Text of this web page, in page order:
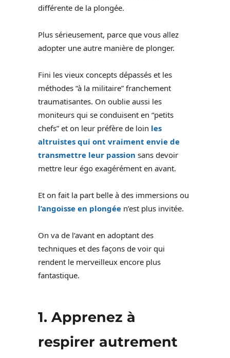
différente de la plongée.
Plus sérieusement, parce que vous allez
adopter une autre manière de plonger.
Fini les vieux concepts dépassés et les
méthodes “à la militaire” franchement
traumatisantes. On oublie aussi les
moniteurs qui se conduisent en “petits
chefs” et on leur préfère de loin les
altruistes qui ont vraiment envie de
transmettre leur passion sans devoir
mettre leur égo exagérément en avant.
Et on fait la part belle à des immersions ou
l’angoisse en plongée n’est plus invitée.
On va de l’avant en adoptant des
techniques et des façons de voir qui
rendent le merveilleux encore plus
fantastique.
1. Apprenez à
respirer autrement